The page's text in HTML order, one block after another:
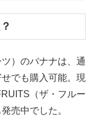
）のバナナは、通
でも購入可能。現
（ザ・フルー
売中でした。